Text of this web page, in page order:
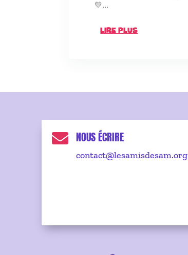
💛...
LIRE PLUS
 NOUS ÉCRIRE
contact@lesamisdesam.org